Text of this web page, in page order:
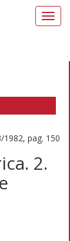
pag. 150
2.